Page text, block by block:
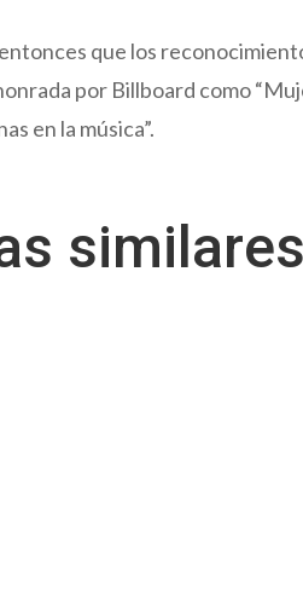
que los
por Billboard como
en la música”.